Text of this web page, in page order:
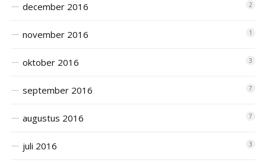
december 2016 2
november 2016 1
oktober 2016 3
september 2016 7
augustus 2016 7
juli 2016 3